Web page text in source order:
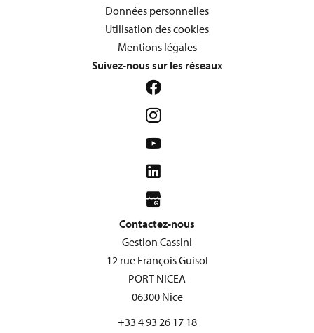
Données personnelles
Utilisation des cookies
Mentions légales
Suivez-nous sur les réseaux
Contactez-nous
Gestion Cassini
12 rue François Guisol
PORT NICEA
06300Nice
+33 4 93 26 17 18